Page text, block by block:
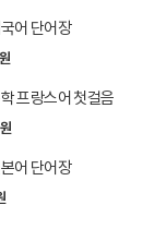
어 단어장
원
프랑스어 첫걸음
원
어 단어장